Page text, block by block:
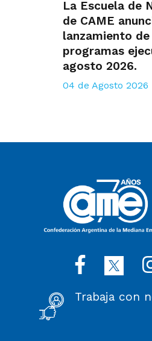
La Escuela de
de CAME
lanzamiento de
programas
agosto 2026.
04 de Agosto 2026
Trabaja con